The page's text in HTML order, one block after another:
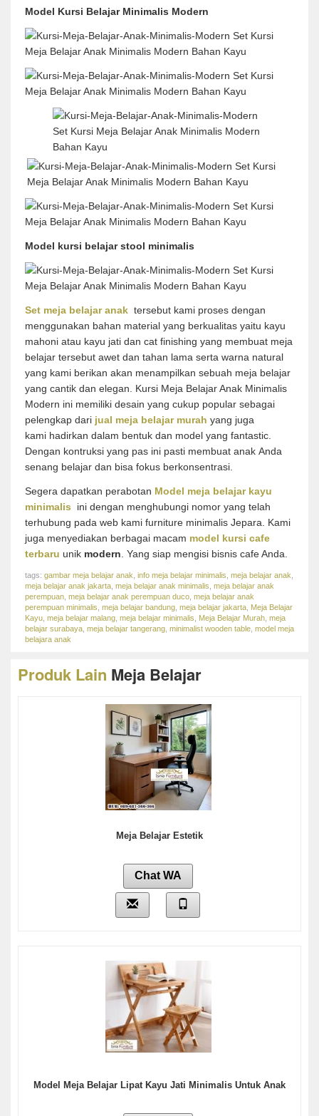
Model Kursi Belajar Minimalis Modern
Model kursi belajar stool minimalis
Set meja belajar anak tersebut kami proses dengan
menggunakan bahan material yang berkualitas yaitu kayu
mahoni atau kayu jati dan cat finishing yang membuat meja
belajar tersebut awet dan tahan lama serta warna natural
yang kami berikan akan menampilkan sebuah meja belajar
yang cantik dan elegan. Kursi Meja Belajar Anak Minimalis
Modern ini memiliki desain yang cukup popular sebagai
pelengkap dari jual meja belajar murah yang juga
kami hadirkan dalam bentuk dan model yang fantastic.
Dengan kontruksi yang pas ini pasti membuat anak Anda
senang belajar dan bisa fokus berkonsentrasi.
Segera dapatkan perabotan Model meja belajar kayu
minimalis
ini dengan menghubungi nomor yang telah
terhubung pada web kami furniture minimalis Jepara. Kami
juga menyediakan berbagai macam model kursi cafe
terbaru unik modern. Yang siap mengisi bisnis cafe Anda.
tags: gambar meja belajar anak info meja belajar minimalis meja belajar anak
meja belajar anak jakarta meja belajar anak minimalis meja belajar anak
perempuan meja belajar anak perempuan duco meja belajar anak
perempuan minimalis meja belajar bandung meja belajar jakarta Meja Belajar
Kayu meja belajar malang meja belajar minimalis Meja Belajar Murah meja
belajar surabaya meja belajar tangerang minimalist wooden table model meja
belajara anak
Produk Lain Meja Belajar
Meja Belajar Estetik
Chat WA
Model Meja Belajar Lipat Kayu Jati Minimalis Untuk Anak